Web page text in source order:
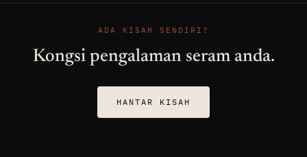
ADA KISAH SENDIRI?
Kongsi pengalaman seram anda.
HANTAR KISAH